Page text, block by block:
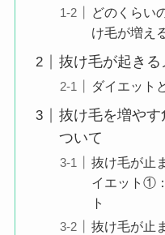
どのくらい
け毛が増え
抜け毛が起き
ダイエット
抜け毛を増や
ついて
抜け毛が止
イエット①
ト
抜け毛が止